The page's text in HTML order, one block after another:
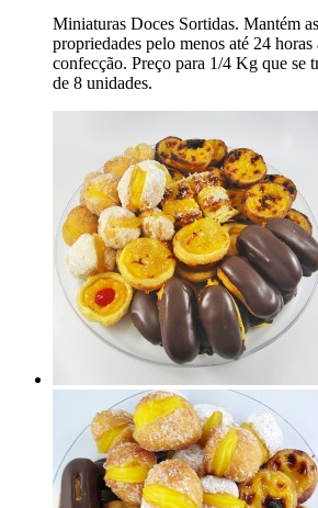
Miniaturas Doces Sortidas. Mantém
propriedades pelo menos até 24 horas
confecção. Preço para 1/4 Kg que se
de 8 unidades.